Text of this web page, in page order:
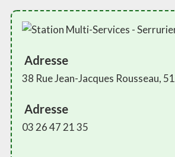
Adresse
38 Rue Jean-Jacques Rousseau,
Adresse
03 26 47 21 35